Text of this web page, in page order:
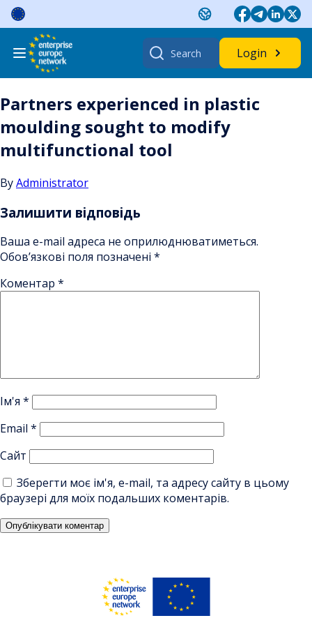
Skip
content
Search
for:
Login
Partners experienced in plastic
moulding sought to modify
multifunctional tool
ByAdministrator
Залишити відповідь
Ваша e-mail адреса не оприлюднюватиметься.
Обов’язкові поля позначені *
Коментар *
Ім'я *
Email *
Сайт
Зберегти моє ім'я, e-mail, та адресу сайту в цьому
браузері для моїх подальших коментарів.